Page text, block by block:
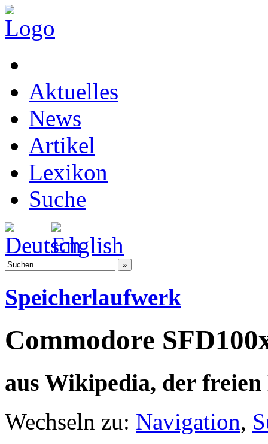
Aktuelles
News
Artikel
Lexikon
Suche
Speicherlaufwerk
Commodore
aus Wikipedia, der
Wechseln zu: Navigation,